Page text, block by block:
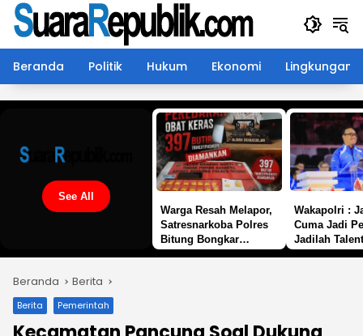
Langsung
konten
Beranda
Politik Hukum Ekonomi Lingkungan
See All
Warga Resah Melapor,
Satresnarkoba Polres
Bitung Bongkar
Wakapolri :
Cuma Jadi
Jadilah
Beranda Berita
Berita Pemerintah